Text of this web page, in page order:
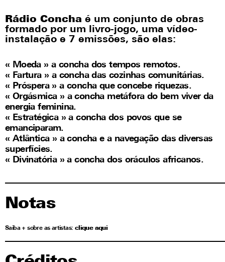
Rádio Concha é um conjunto de obras
formado por um livro-jogo, uma vídeo-
instalação e 7 emissões, são elas:
« Moeda » a concha dos tempos remotos.
« Fartura » a concha das cozinhas comunitárias.
« Próspera » a concha que concebe riquezas.
« Orgásmica » a concha metáfora do bem viver da
energia feminina.
« Estratégica » a concha dos povos que se
emanciparam.
« Atlântica » a concha e a navegação das diversas
superfícies.
« Divinatória » a concha dos oráculos africanos.
Notas
Saiba + sobre as artistas: clique aqui